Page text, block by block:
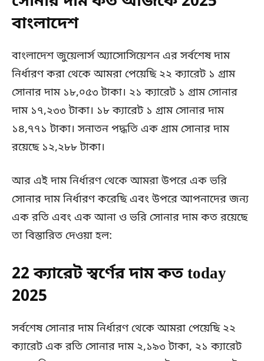
বাংলাদেশ
বাংলাদেশ জুয়েলার্স অ্যাসোসিয়েশন এর সর্বশেষ দাম
নির্ধারণ করা থেকে আমরা পেয়েছি ২২ ক্যারেট ১ গ্রাম
সোনার দাম ১৮,০৫৩ টাকা। ২১ ক্যারেট ১ গ্রাম সোনার
দাম ১৭,২৩৩ টাকা। ১৮ ক্যারেট ১ গ্রাম সোনার দাম
১৪,৭৭১ টাকা। সনাতন পদ্ধতি এক গ্রাম সোনার দাম
রয়েছে ১২,২৮৮ টাকা।
আর এই দাম নির্ধারণ থেকে আমরা উপরে এক ভরি
সোনার দাম নির্ধারণ করেছি এবং উপরে আপনাদের জন্য
এক রতি এবং এক আনা ও ভরি সোনার দাম কত রয়েছে
তা বিস্তারিত দেওয়া হল:
22 ক্যারেট স্বর্ণের দাম কত today
2025
সর্বশেষ সোনার দাম নির্ধারণ থেকে আমরা পেয়েছি ২২
ক্যারেট এক রতি সোনার দাম ২,১৯৩ টাকা, ২১ ক্যারেট